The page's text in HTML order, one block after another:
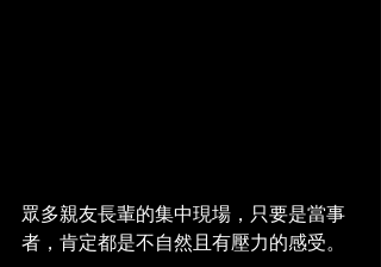
眾多親友長輩的集中現場，只要是當事
者，肯定都是不自然且有壓力的感受。